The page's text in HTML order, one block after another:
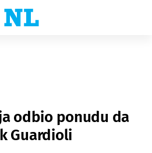
odbio ponudu da
Guardioli